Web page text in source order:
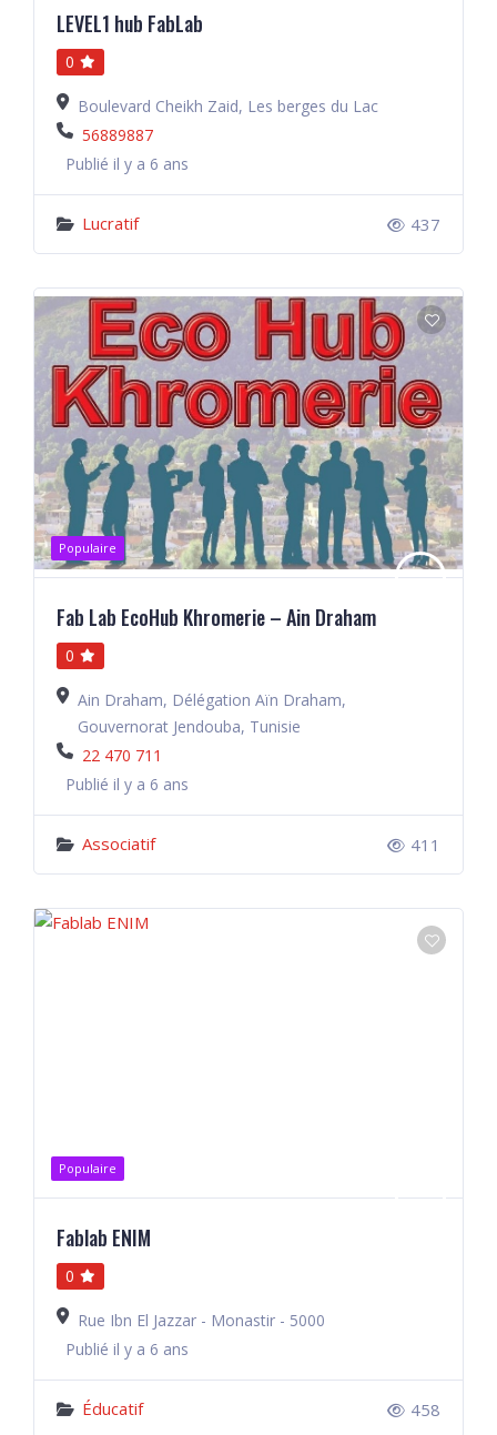
LEVEL1 hub FabLab
0
Boulevard Cheikh Zaid, Les berges du Lac
56889887
Publié il y a 6 ans
Lucratif 437
Populaire
Fab Lab EcoHub Khromerie – Ain Draham
0
Ain Draham, Délégation Aïn Draham,
Gouvernorat Jendouba, Tunisie
22 470 711
Publié il y a 6 ans
Associatif 411
Populaire
Fablab ENIM
0
Rue Ibn El Jazzar - Monastir - 5000
Publié il y a 6 ans
Éducatif 458